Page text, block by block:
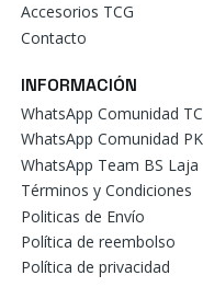
Accesorios TCG
Contacto
INFORMACIÓN
WhatsApp Comunidad
WhatsApp Comunidad
WhatsApp Team BS Laja
Términos y Condiciones
Politicas de Envío
Política de reembolso
Política de privacidad